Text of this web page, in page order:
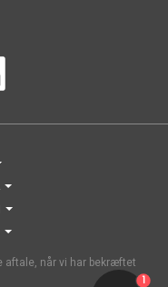
aftale, når vi har bekræftet
1